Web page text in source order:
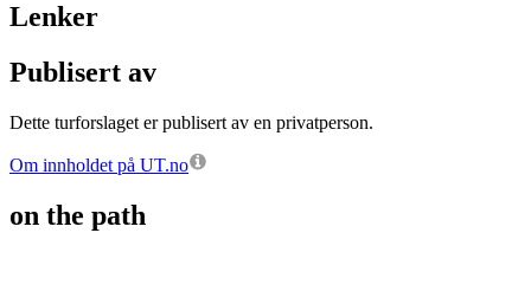
Lenker
Publisert av
Dette turforslaget er publisert av en privatperson.
Om innholdet på UT.no
on the path